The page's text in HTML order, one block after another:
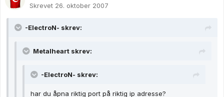
Skrevet 26. oktober 2007
-ElectroN- skrev:
Metalheart skrev:
-ElectroN- skrev:
har du åpna riktig port på riktig ip adresse?